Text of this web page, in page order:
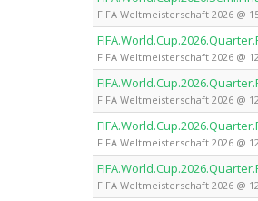
FIFA Weltmeisterschaft 2026 @
FIFA Weltmeisterschaft 2026 @
FIFA Weltmeisterschaft 2026 @
FIFA Weltmeisterschaft 2026 @
FIFA Weltmeisterschaft 2026 @